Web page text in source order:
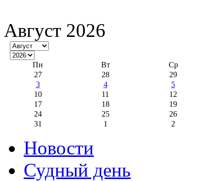
Август 2026
Пн Вт
Ср
27
28
29
3
4
5
10
11
12
17
18
19
24
25
26
31
1 2
Новости
Судный день